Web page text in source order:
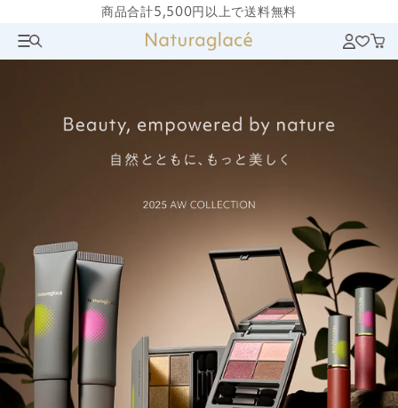
商品合計5,500円以上で送料無料